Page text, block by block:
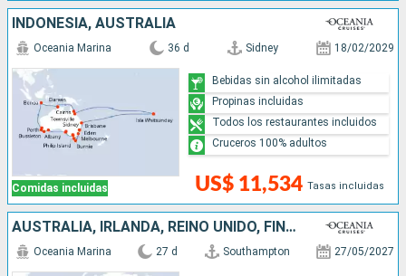
INDONESIA, AUSTRALIA
Comidas incluidas
Oceania Marina 36 d Sidney 18/02/2029
US$ 11,534 Tasas incluidas
Bebidas sin alcohol ilimitadas
Propinas incluidas
Todos los restaurantes incluidos
Cruceros 100% adultos
AUSTRALIA, IRLANDA, REINO UNIDO, FINLANDIA, ESTONIA, LETONIA, SUECIA, ALEMANIA, DINAMARCA
Oceania Marina 27 d Southampton 27/05/2027